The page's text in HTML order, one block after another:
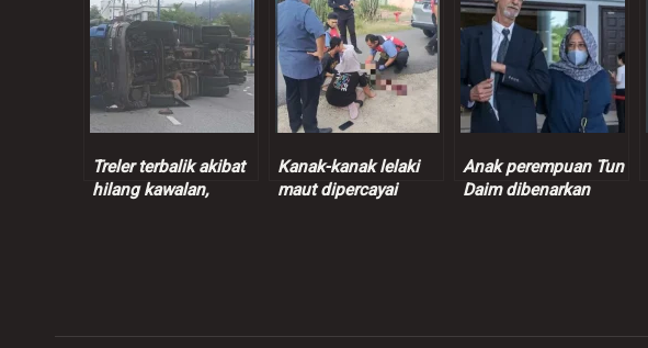
Treler terbalik akibat
hilang kawalan,
Kanak-kanak lelaki
maut dipercayai
Anak perempuan Tun
Daim dibenarkan